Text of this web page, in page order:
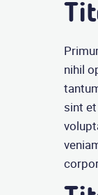
nihil
sint